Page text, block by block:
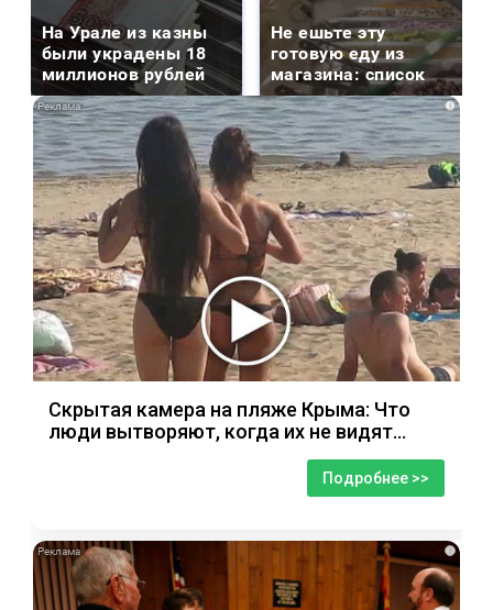
На Урале из казны
были украдены 18
миллионов рублей
Не ешьте эту
готовую еду из
магазина: список
i
Скрытая камера на пляже Крыма: Что
люди вытворяют, когда их не видят...
Подробнее >>
i